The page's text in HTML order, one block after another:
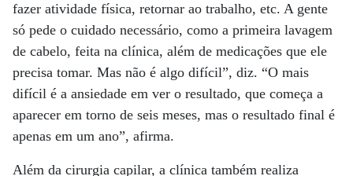
fazer atividade física, retornar ao trabalho, etc. A gente
só pede o cuidado necessário, como a primeira lavagem
de cabelo, feita na clínica, além de medicações que ele
precisa tomar. Mas não é algo difícil”, diz. “O mais
difícil é a ansiedade em ver o resultado, que começa a
aparecer em torno de seis meses, mas o resultado final é
apenas em um ano”, afirma.
Além da cirurgia capilar, a clínica também realiza